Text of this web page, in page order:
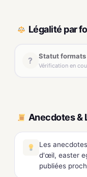
Légalité par
? Statut formats
Vérification en
Anecdotes &
Les
d'œil, easter
publiées